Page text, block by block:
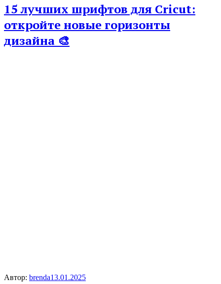
15 лучших шрифтов для Cricut:
откройте новые горизонты
дизайна 🎨
Автор: brenda13.01.2025